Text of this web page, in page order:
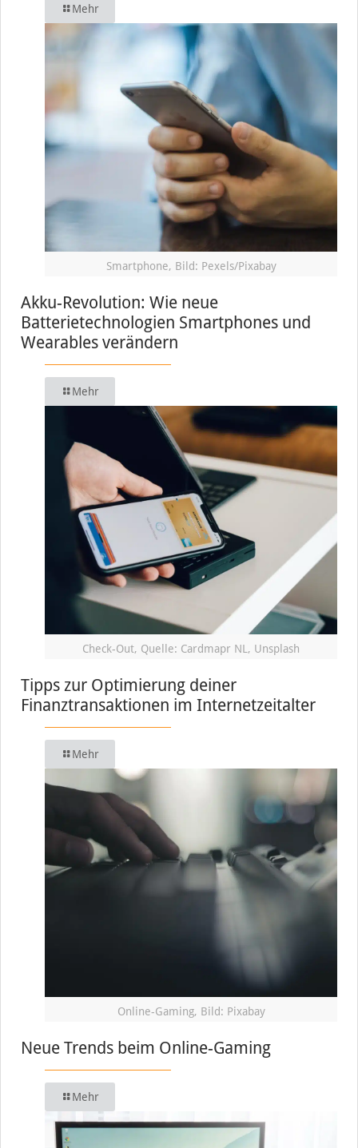
Mehr
Smartphone, Bild: Pexels/Pixabay
Akku-Revolution: Wie neue
Batterietechnologien Smartphones und
Wearables verändern
Mehr
Check-Out, Quelle: Cardmapr NL, Unsplash
Tipps zur Optimierung deiner
Finanztransaktionen im Internetzeitalter
Mehr
Online-Gaming, Bild: Pixabay
Neue Trends beim Online-Gaming
Mehr